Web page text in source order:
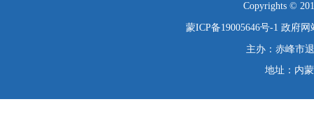
Copyrights ©
蒙ICP备19005646号-1 政府网
主办：赤峰市
地址：内